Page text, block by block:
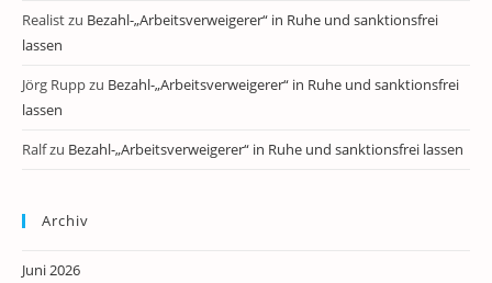
Realistzu Bezahl-„Arbeitsverweigerer“ in Ruhe und sanktionsfrei
lassen
Jörg Ruppzu Bezahl-„Arbeitsverweigerer“ in Ruhe und sanktionsfrei
lassen
Ralfzu Bezahl-„Arbeitsverweigerer“ in Ruhe und sanktionsfrei lassen
Archiv
Juni 2026